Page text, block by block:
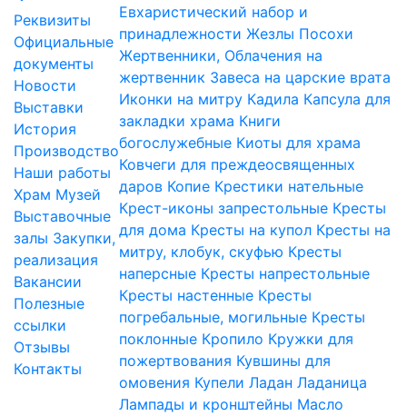
Реквизиты
Официальные
документы
Новости
Выставки
История
Производство
Наши работы
Храм Музей
Выставочные
залы Закупки,
реализация
Вакансии
Полезные
ссылки
Отзывы
Контакты
Евхаристический набор и
принадлежности Жезлы Посохи
Жертвенники, Облачения на
жертвенник Завеса на царские врата
Иконки на митру Кадила Капсула для
закладки храма Книги
богослужебные Киоты для храма
Ковчеги для преждеосвященных
даров Копие Крестики нательные
Крест-иконы запрестольные Кресты
для дома Кресты на купол Кресты на
митру, клобук, скуфью Кресты
наперсные Кресты напрестольные
Кресты настенные Кресты
погребальные, могильные Кресты
поклонные Кропило Кружки для
пожертвования Кувшины для
омовения Купели Ладан Ладаница
Лампады и кронштейны Масло